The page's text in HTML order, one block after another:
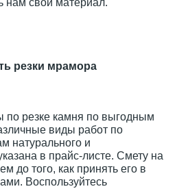
нам свой материал.
резки мрамора
по резке камня по выгодным
виды работ по
натурального и
в прайс-листе. Смету на
до того, как принять его в
Воспользуйтесь